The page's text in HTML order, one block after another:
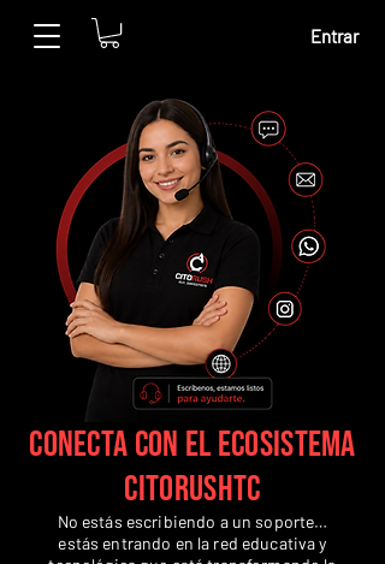
Entrar
Conecta con el ecosistema
CITORUSHTC
No estás escribiendo a un soporte…
estás entrando en la red educativa y